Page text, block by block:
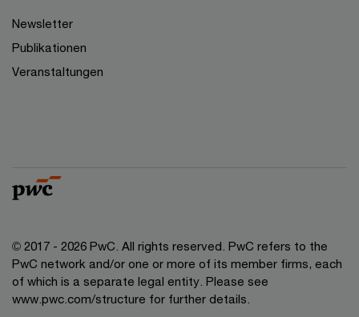
Newsletter
Publikationen
Veranstaltungen
© 2017 - 2026 PwC. All rights reserved. PwC refers to the
PwC network and/or one or more of its member firms, each
of which is a separate legal entity. Please see
www.pwc.com/structure for further details.